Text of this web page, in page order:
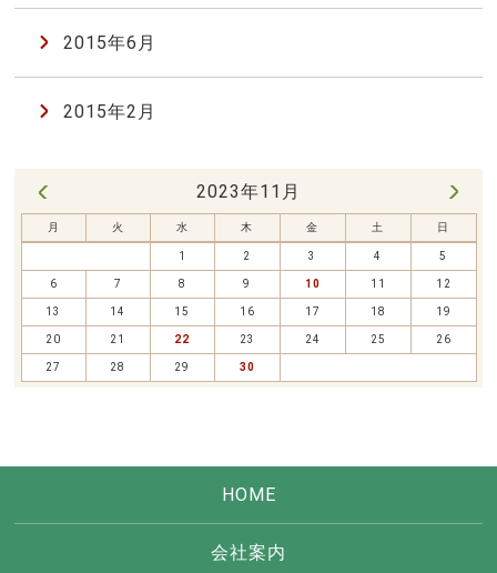
2015年6月
2015年2月
2023年11月
月 火 水 木 金 土 日
1 2 3 4 5
6 7 8 9 10 11 12
13 14 15 16 17 18 19
20 21 22 23 24 25 26
27 28 29 30
HOME
会社案内